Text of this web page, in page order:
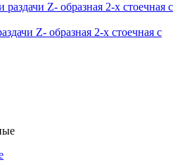
Z- образная 2-х стоечная с